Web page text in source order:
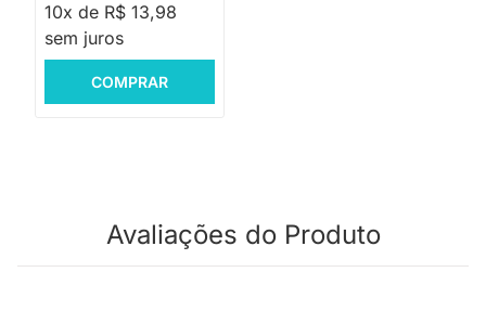
10x de R$ 13,98
sem juros
COMPRAR
Avaliações do Produto